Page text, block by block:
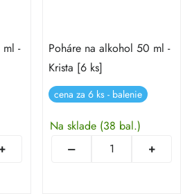
-
Poháre na alkohol 50 ml -
Krista [6 ks]
cena za 6 ks - balenie
Na sklade (38 bal.)